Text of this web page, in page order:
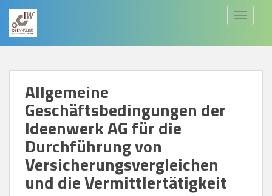
Allgemeine
Geschäftsbedingungen der
Ideenwerk AG für die
Durchführung von
Versicherungsvergleichen
und die Vermittlertätigkeit